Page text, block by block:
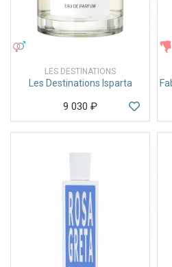
LES DESTINATIONS
Les Destinations Isparta
9 030 ₽